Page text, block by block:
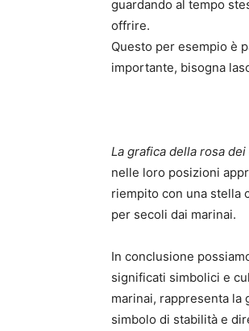
guardando al tempo
offrire.
Questo per esempio è
importante, bisogna
La grafica della rosa
nelle loro posizioni
riempito con una stella
per secoli dai marinai.
In conclusione
significati simbolici e
marinai, rappresenta la
simbolo di stabilità e